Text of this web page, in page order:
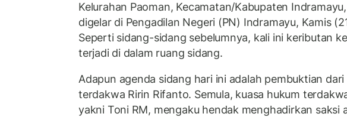
Kelurahan Paoman, Kecamatan/Kabupaten
digelar di Pengadilan Negeri (PN) Indramayu, Kamis
Seperti sidang-sidang sebelumnya, kali ini keributan
terjadi di dalam ruang sidang.
Adapun agenda sidang hari ini adalah pembuktian dari
terdakwa Ririn Rifanto. Semula, kuasa hukum
yakni Toni RM, mengaku hendak menghadirkan saksi